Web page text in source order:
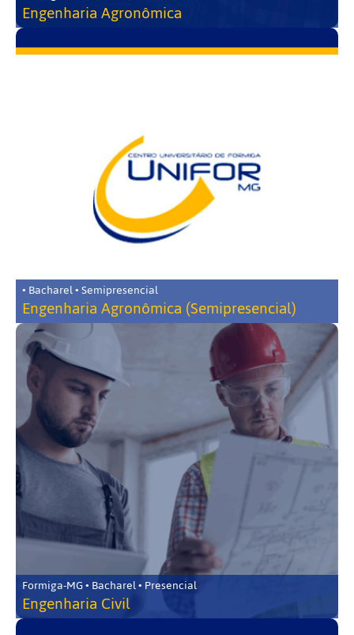
Engenharia Agronômica
• Bacharel • Semipresencial
Engenharia Agronômica (Semipresencial)
Formiga-MG • Bacharel • Presencial
Engenharia Civil